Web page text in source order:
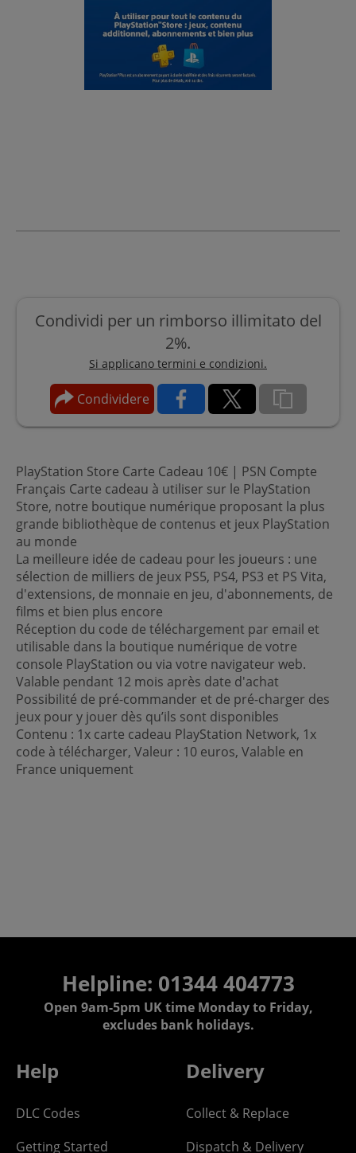
Condividi per un rimborso illimitato del
2%.
Si applicano termini e condizioni.
Condividere
PlayStation Store Carte Cadeau 10€ | PSN Compte
Français Carte cadeau à utiliser sur le PlayStation
Store, notre boutique numérique proposant la plus
grande bibliothèque de contenus et jeux PlayStation
au monde
La meilleure idée de cadeau pour les joueurs : une
sélection de milliers de jeux PS5, PS4, PS3 et PS Vita,
d'extensions, de monnaie en jeu, d'abonnements, de
films et bien plus encore
Réception du code de téléchargement par email et
utilisable dans la boutique numérique de votre
console PlayStation ou via votre navigateur web.
Valable pendant 12 mois après date d'achat
Possibilité de pré-commander et de pré-charger des
jeux pour y jouer dès qu’ils sont disponibles
Contenu : 1x carte cadeau PlayStation Network, 1x
code à télécharger, Valeur : 10 euros, Valable en
France uniquement
Helpline: 01344 404773
Open 9am-5pm UK time Monday to Friday,
excludes bank holidays.
Help
DLC Codes
Getting Started
Delivery
Collect & Replace
Dispatch & Delivery